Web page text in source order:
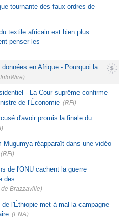
tournante des faux ordres de
textile africain est bien plus
penser les
en Afrique - Pourquoi la
- La Cour suprême confirme
de l'Économie (RFI)
d'avoir promis la finale du
Mugumya réapparaît dans une vidéo
(RFI)
de l'ONU cachent la guerre
des
Brazzaville)
de l'Éthiopie met à mal la campagne
(ENA)